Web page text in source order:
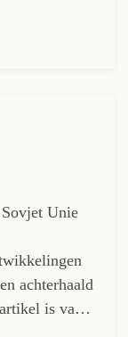
Unie
achterhaald
artikel is va…